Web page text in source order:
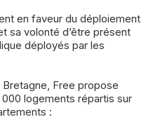
en faveur du déploiement
sa volonté d’être présent
déployés par les
Free propose
logements répartis sur
: